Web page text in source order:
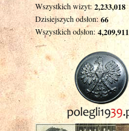
Wszystkich wizyt: 2,233,018
Dzisiejszych odsłon: 66
Wszystkich odsłon: 4,209,911